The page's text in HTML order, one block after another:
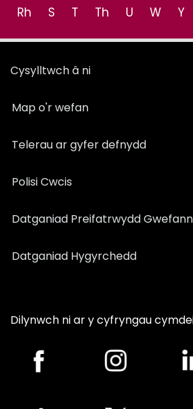
Rh
S T Th U W Y
Cysylltwch â ni
Map o'r wefan
Telerau ar gyfer defnydd
Polisi Cwcis
Datganiad Preifatrwydd
Datganiad Hygyrchedd
Dilynwch ni ar y cyfryngau